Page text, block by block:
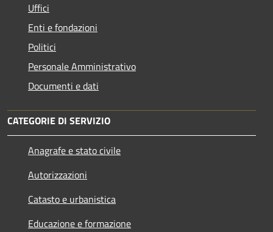
Uffici
Enti e fondazioni
Politici
Personale Amministrativo
Documenti e dati
CATEGORIE DI SERVIZIO
Anagrafe e stato civile
Autorizzazioni
Catasto e urbanistica
Educazione e formazione